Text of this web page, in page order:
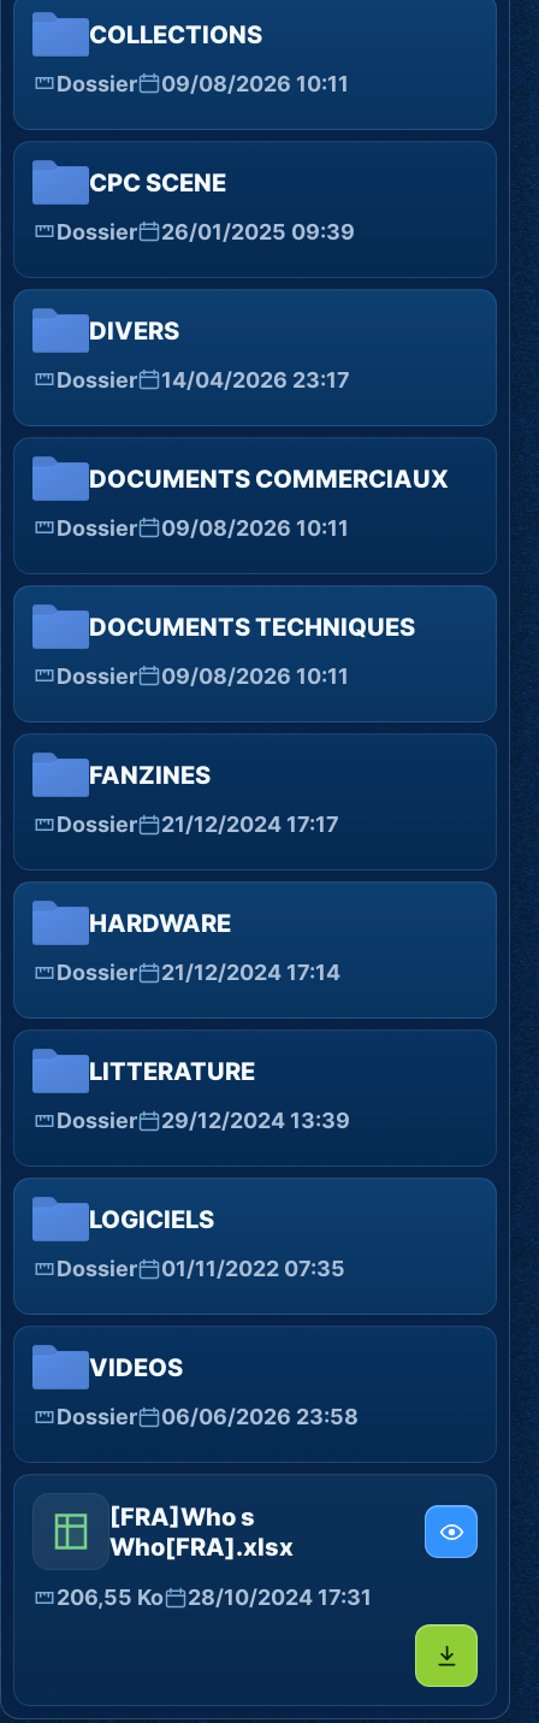
COLLECTIONS
Dossier 09/08/2026 10:11
CPC SCENE
Dossier 26/01/2025 09:39
DIVERS
Dossier 14/04/2026 23:17
DOCUMENTS COMMERCIAUX
Dossier 09/08/2026 10:11
DOCUMENTS TECHNIQUES
Dossier 09/08/2026 10:11
FANZINES
Dossier 21/12/2024 17:17
HARDWARE
Dossier 21/12/2024 17:14
LITTERATURE
Dossier 29/12/2024 13:39
LOGICIELS
Dossier 01/11/2022 07:35
VIDEOS
Dossier 06/06/2026 23:58
[FRA]Who s
Who[FRA].xlsx
206,55 Ko 28/10/2024 17:31